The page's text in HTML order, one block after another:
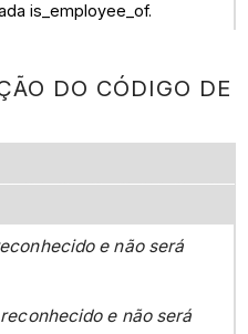
is_employee_of.
DO CÓDIGO DE
e não será
e não será